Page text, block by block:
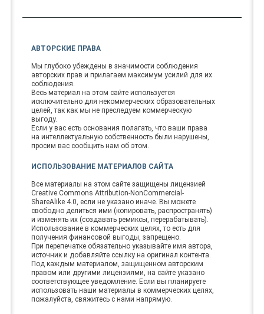
АВТОРСКИЕ ПРАВА
Мы глубоко убеждены в значимости соблюдения
авторских прав и прилагаем максимум усилий для их
соблюдения.
Весь материал на этом сайте используется
исключительно для некоммерческих образовательных
целей, так как мы не преследуем коммерческую
выгоду.
Если у вас есть основания полагать, что ваши права
на интеллектуальную собственность были нарушены,
просим вас сообщить нам об этом.
ИСПОЛЬЗОВАНИЕ МАТЕРИАЛОВ САЙТА
Все материалы на этом сайте защищены лицензией
Creative Commons Attribution-NonCommercial-
ShareAlike 4.0, если не указано иначе. Вы можете
свободно делиться ими (копировать, распространять)
и изменять их (создавать ремиксы, перерабатывать).
Использование в коммерческих целях, то есть для
получения финансовой выгоды, запрещено.
При перепечатке обязательно указывайте имя автора,
источник и добавляйте ссылку на оригинал контента.
Под каждым материалом, защищенном авторским
правом или другими лицензиями, на сайте указано
соответствующее уведомление. Если вы планируете
использовать наши материалы в коммерческих целях,
пожалуйста, свяжитесь с нами напрямую.